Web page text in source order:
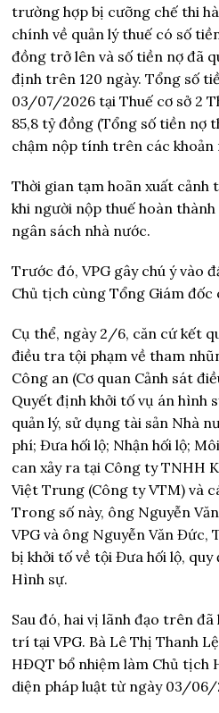
trường hợp bị cưỡng chế thi
chính về quản lý thuế có số
đồng trở lên và số tiền nợ đã
định trên 120 ngày. Tổng số
03/07/2026 tại Thuế cơ sở 2
85,8 tỷ đồng (Tổng số tiền nợ
chậm nộp tính trên các khoản
Thời gian tạm hoãn xuất
khi người nộp thuế hoàn
ngân sách nhà nước.
Trước đó, VPG gây chú ý vào
Chủ tịch cùng Tổng Giám đốc
Cụ thể, ngày 2/6, căn cứ kết
điều tra tội phạm về tham
Công an (Cơ quan Cảnh sát
Quyết định khởi tố vụ án hình
quản lý, sử dụng tài sản Nhà
phí; Đưa hối lộ; Nhận hối lộ;
can xảy ra tại Công ty TNHH
Việt Trung (Công ty VTM) và
Trong số này, ông Nguyễn
VPG và ông Nguyễn Văn Đức,
bị khởi tố về tội Đưa hối lộ,
Hình sự.
Sau đó, hai vị lãnh đạo trên
trí tại VPG. Bà Lê Thị Thanh
HĐQT bổ nhiệm làm Chủ tịch
diện pháp luật từ ngày 03/06/